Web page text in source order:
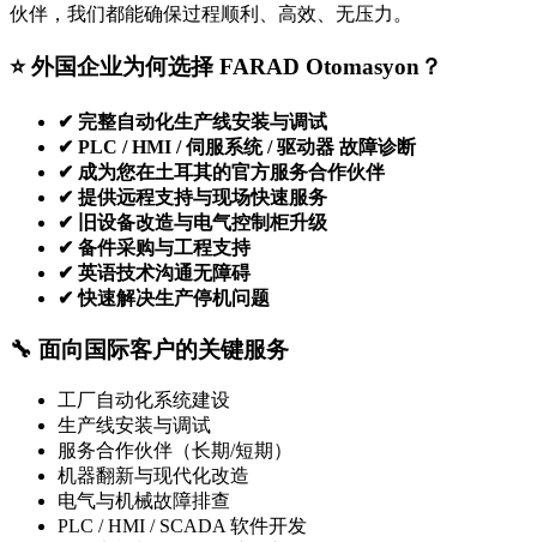
伙伴，我们都能确保过程顺利、高效、无压力。
⭐ 外国企业为何选择 FARAD Otomasyon？
✔ 完整自动化生产线安装与调试
✔ PLC / HMI / 伺服系统 / 驱动器 故障诊断
✔ 成为您在土耳其的官方服务合作伙伴
✔ 提供远程支持与现场快速服务
✔ 旧设备改造与电气控制柜升级
✔ 备件采购与工程支持
✔ 英语技术沟通无障碍
✔ 快速解决生产停机问题
🔧 面向国际客户的关键服务
工厂自动化系统建设
生产线安装与调试
服务合作伙伴（长期/短期）
机器翻新与现代化改造
电气与机械故障排查
PLC / HMI / SCADA 软件开发